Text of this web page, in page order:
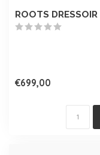
ROOTS DRESSOIR
€699,00